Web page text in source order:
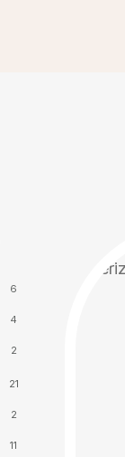
6
4
2
21
2
11